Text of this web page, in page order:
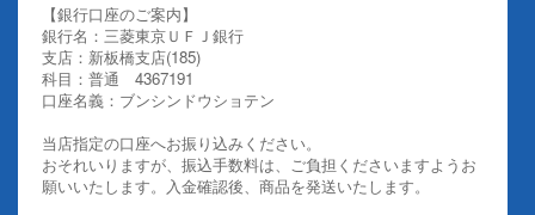
【銀行口座のご案内】
銀行名：三菱東京ＵＦＪ銀行
支店：新板橋支店(185)
科目：普通 4367191
口座名義：ブンシンドウショテン
当店指定の口座へお振り込みください。
おそれいりますが、振込手数料は、ご負担くださいますようお
願いいたします。入金確認後、商品を発送いたします。